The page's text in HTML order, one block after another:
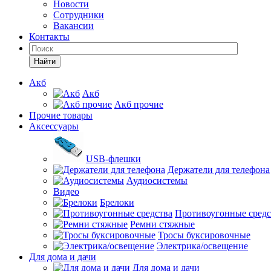
Новости
Сотрудники
Вакансии
Контакты
Найти
Акб
Акб
Акб прочие
Прочие товары
Аксессуары
USB-флешки
Держатели для телефона
Аудиосистемы
Видео
Брелоки
Противоугонные
Ремни стяжные
Тросы буксировочные
Электрика/освещение
Для дома и дачи
Для дома и дачи